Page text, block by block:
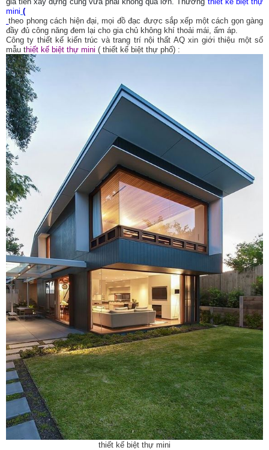
mini (
theo phong cách hiện đại, mọi đồ đạc được sắp xếp một cách gọn gàng
đầy đủ công năng đem lại cho gia chủ không khí thoải mái, ấm áp.
Công ty thiết kế kiến trúc và trang trí nội thất AQ xin giới thiệu một số
mẫu thiết kế biệt thự mini ( thiết kế biệt thự phố) :
thiết kế biệt thự mini